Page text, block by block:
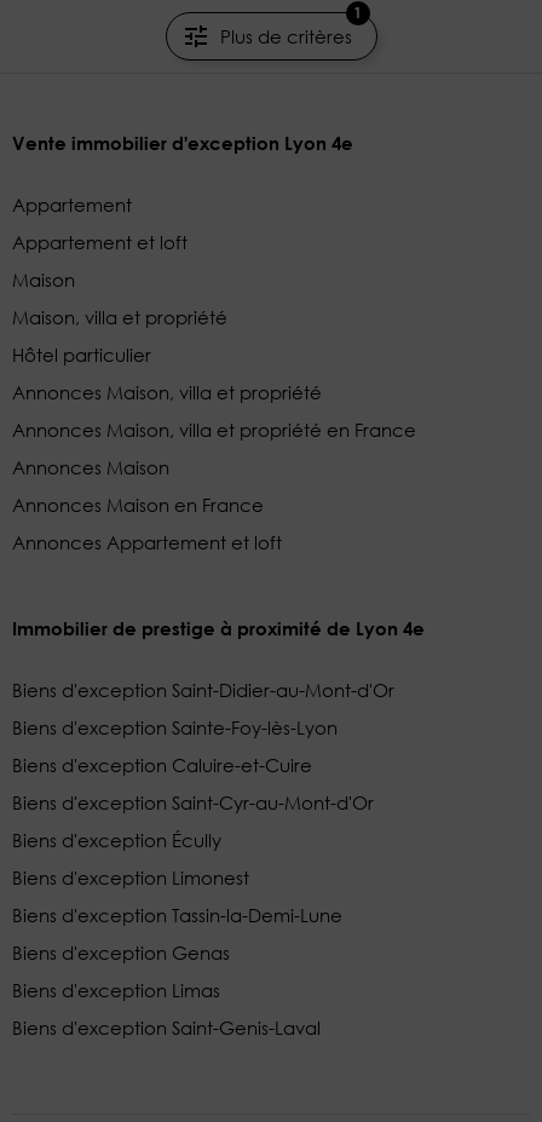
Plus de critères
1
Vente immobilier d'exception Lyon 4e
Appartement
Appartement et loft
Maison
Maison, villa et propriété
Hôtel particulier
Annonces Maison, villa et propriété
Annonces Maison, villa et propriété en France
Annonces Maison
Annonces Maison en France
Annonces Appartement et loft
Immobilier de prestige à proximité de Lyon 4e
Biens d'exception Saint-Didier-au-Mont-d'Or
Biens d'exception Sainte-Foy-lès-Lyon
Biens d'exception Caluire-et-Cuire
Biens d'exception Saint-Cyr-au-Mont-d'Or
Biens d'exception Écully
Biens d'exception Limonest
Biens d'exception Tassin-la-Demi-Lune
Biens d'exception Genas
Biens d'exception Limas
Biens d'exception Saint-Genis-Laval